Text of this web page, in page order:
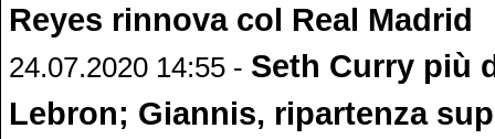
Reyes rinnova col Real Madrid
24.07.2020 14:55 - Seth Curry più
Lebron; Giannis, ripartenza